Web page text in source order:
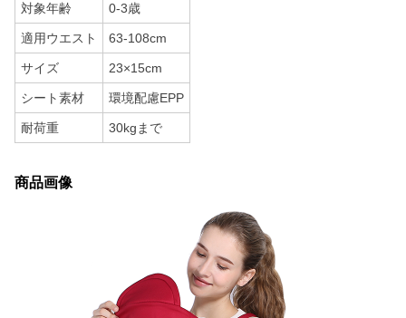
対象年齢 0-3歳
適用ウエスト 63-108cm
サイズ 23×15cm
シート素材 環境配慮EPP
耐荷重 30kgまで
商品画像